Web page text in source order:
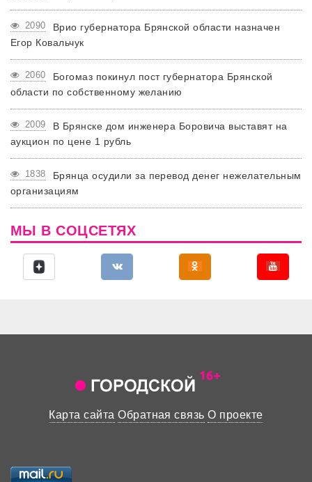
2090
Врио губернатора Брянской области назначен
Егор Ковальчук
2060
Богомаз покинул пост губернатора Брянской
области по собственному желанию
2009
В Брянске дом инженера Боровича выставят на
аукцион по цене 1 рубль
1838
Брянца осудили за перевод денег нежелательным
организациям
МЫ В СОЦСЕТЯХ
Карта сайта Обратная связь О проекте